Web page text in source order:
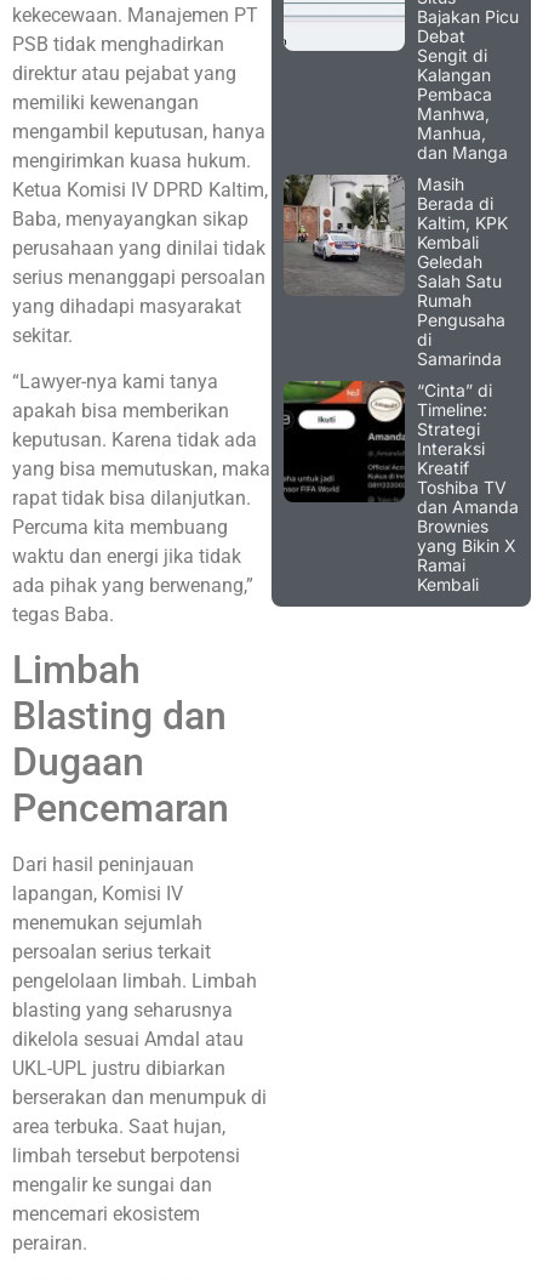
kekecewaan. Manajemen PT
PSB tidak menghadirkan
direktur atau pejabat yang
memiliki kewenangan
mengambil keputusan, hanya
mengirimkan kuasa hukum.
Ketua Komisi IV DPRD Kaltim,
Baba, menyayangkan sikap
perusahaan yang dinilai tidak
serius menanggapi persoalan
yang dihadapi masyarakat
sekitar.
“Lawyer-nya kami tanya
apakah bisa memberikan
keputusan. Karena tidak ada
yang bisa memutuskan, maka
rapat tidak bisa dilanjutkan.
Percuma kita membuang
waktu dan energi jika tidak
ada pihak yang berwenang,”
tegas Baba.
Limbah
Blasting dan
Dugaan
Pencemaran
Dari hasil peninjauan
lapangan, Komisi IV
menemukan sejumlah
persoalan serius terkait
pengelolaan limbah. Limbah
blasting yang seharusnya
dikelola sesuai Amdal atau
UKL-UPL justru dibiarkan
berserakan dan menumpuk di
area terbuka. Saat hujan,
limbah tersebut berpotensi
mengalir ke sungai dan
mencemari ekosistem
perairan.
Bajakan Picu
Debat
Sengit di
Kalangan
Pembaca
Manhwa,
Manhua,
dan Manga
Masih
Berada di
Kaltim, KPK
Kembali
Geledah
Salah Satu
Rumah
Pengusaha
di
Samarinda
“Cinta” di
Timeline:
Strategi
Interaksi
Kreatif
Toshiba TV
dan Amanda
Brownies
yang Bikin X
Ramai
Kembali